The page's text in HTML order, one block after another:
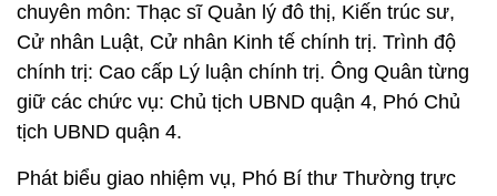
chuyên môn: Thạc sĩ Quản lý đô thị, Kiến trúc sư,
Cử nhân Luật, Cử nhân Kinh tế chính trị. Trình độ
chính trị: Cao cấp Lý luận chính trị. Ông Quân từng
giữ các chức vụ: Chủ tịch UBND quận 4, Phó Chủ
tịch UBND quận 4.
Phát biểu giao nhiệm vụ, Phó Bí thư Thường trực